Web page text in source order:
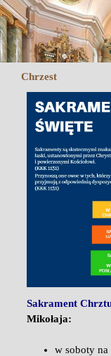
Przejdź do treści
Chrzest
Sakrament
Mikołaja:
w soboty na